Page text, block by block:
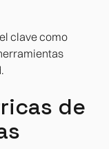
clave como
de